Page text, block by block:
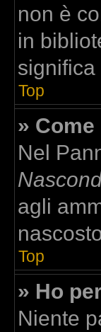
non è
in
Top
»
Nel
agli
Top
» Ho
Niente